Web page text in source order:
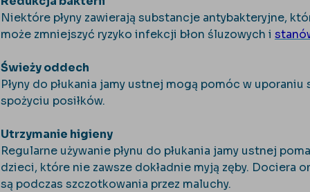
Niektóre płyny zawierają substancje antybakteryjne,
może zmniejszyć ryzyko infekcji błon śluzowych i
Świeży oddech
Płyny do płukania jamy ustnej mogą pomóc w uporaniu
spożyciu posiłków.
Utrzymanie higieny
Regularne używanie płynu do płukania jamy ustnej
dzieci, które nie zawsze dokładnie myją zęby.
są podczas szczotkowania przez maluchy.